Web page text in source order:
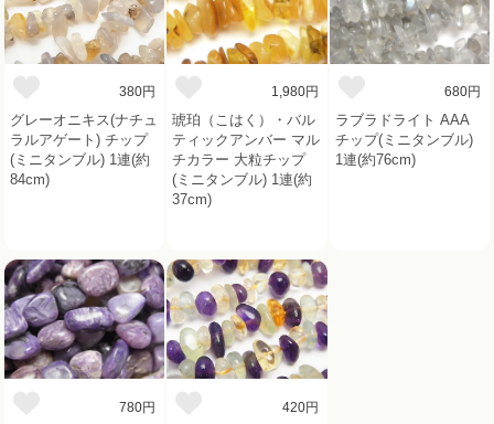
380円
グレーオニキス(ナチュ
ラルアゲート) チップ
(ミニタンブル) 1連(約
84cm)
1,980円
琥珀（こはく）・バル
ティックアンバー マル
チカラー 大粒チップ
(ミニタンブル) 1連(約
37cm)
680円
ラブラドライト AAA
チップ(ミニタンブル)
1連(約76cm)
780円 420円